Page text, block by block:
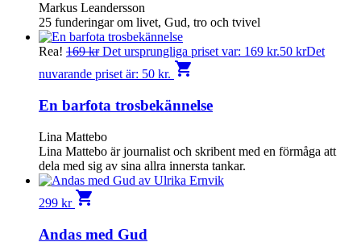
Markus Leandersson
25 funderingar om livet, Gud, tro och tvivel
Rea! 169kr Det ursprungliga priset var: 169 kr.50 krDet
nuvarande priset är: 50 kr. shopping_cart
En barfota trosbekännelse
Lina Mattebo
Lina Mattebo är journalist och skribent med en förmåga att
dela med sig av sina allra innersta tankar.
299 kr shopping_cart
Andas med Gud